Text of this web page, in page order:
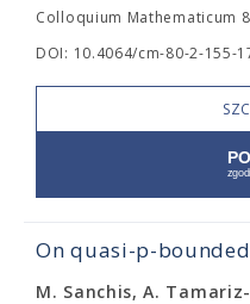
Colloquium Mathematicum
DOI: 10.4064/cm-80-2-155-
On quasi-p-
M. Sanchis, A.